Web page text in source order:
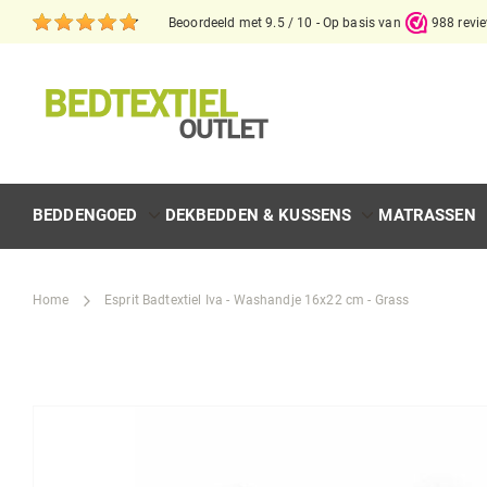
Beoordeeld met 9.5 / 10 - Op basis van 988
BEDDENGOED DEKBEDDEN & KUSSENS MATRASSEN
Home Esprit Badtextiel Iva - Washandje 16x22 cm - Grass